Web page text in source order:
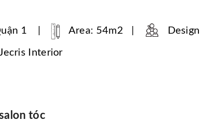
1 | Area: 54m2 | Design
Interior
tóc